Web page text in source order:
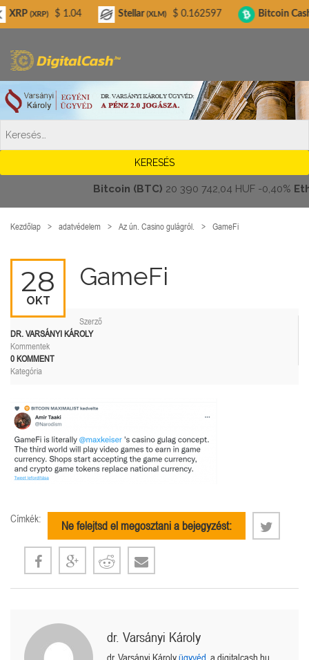
Bitcoin (BTC)20 390 742,04 HUF-0,40%
Kezdőlap adatvédelem Az ún. Casino gulágról. GameFi
28
OKT
GameFi
Szerző
DR. VARSÁNYI KÁROLY
Kommentek
0 KOMMENT
Kategória
Címkék:
Ne felejtsd el megosztani a bejegyzést:
dr. Varsányi Károly
dr. Varsányi Károlyügyvéd , a digitalcash.hu
$ 1.04 Stellar(XLM) $ 0.162597 Bitcoin Cash(BCH) $
Digitalcash.hu